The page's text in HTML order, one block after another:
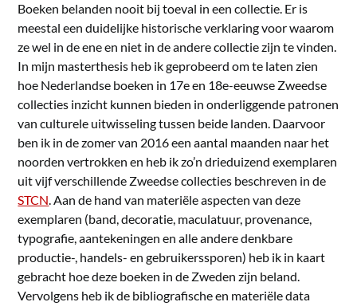
Boeken belanden nooit bij toeval in een collectie. Er is
meestal een duidelijke historische verklaring voor waarom
ze wel in de ene en niet in de andere collectie zijn te vinden.
In mijn masterthesis heb ik geprobeerd om te laten zien
hoe Nederlandse boeken in 17e en 18e-eeuwse Zweedse
collecties inzicht kunnen bieden in onderliggende patronen
van culturele uitwisseling tussen beide landen. Daarvoor
ben ik in de zomer van 2016 een aantal maanden naar het
noorden vertrokken en heb ik zo’n drieduizend exemplaren
uit vijf verschillende Zweedse collecties beschreven in de
STCN. Aan de hand van materiële aspecten van deze
exemplaren (band, decoratie, maculatuur, provenance,
typografie, aantekeningen en alle andere denkbare
productie-, handels- en gebruikerssporen) heb ik in kaart
gebracht hoe deze boeken in de Zweden zijn beland.
Vervolgens heb ik de bibliografische en materiële data